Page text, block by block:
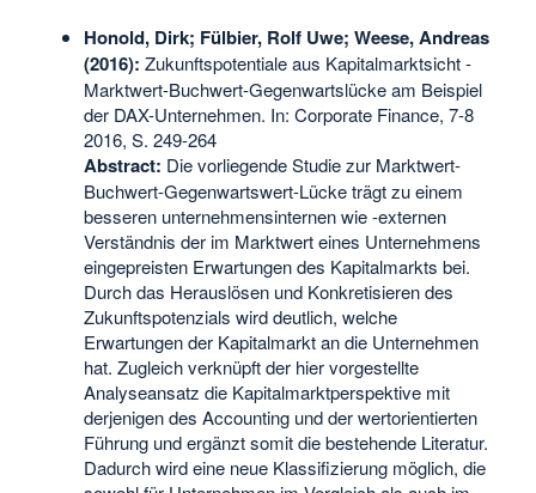
Honold, Dirk; Fülbier, Rolf Uwe; Weese, Andreas
(2016): Zukunftspotentiale aus Kapitalmarktsicht -
Marktwert-Buchwert-Gegenwartslücke am Beispiel
der DAX-Unternehmen. In: Corporate Finance, 7-8
2016, S. 249-264
Abstract: Die vorliegende Studie zur Marktwert-
Buchwert-Gegenwartswert-Lücke trägt zu einem
besseren unternehmensinternen wie -externen
Verständnis der im Marktwert eines Unternehmens
eingepreisten Erwartungen des Kapitalmarkts bei.
Durch das Herauslösen und Konkretisieren des
Zukunftspotenzials wird deutlich, welche
Erwartungen der Kapitalmarkt an die Unternehmen
hat. Zugleich verknüpft der hier vorgestellte
Analyseansatz die Kapitalmarktperspektive mit
derjenigen des Accounting und der wertorientierten
Führung und ergänzt somit die bestehende Literatur.
Dadurch wird eine neue Klassifizierung möglich, die